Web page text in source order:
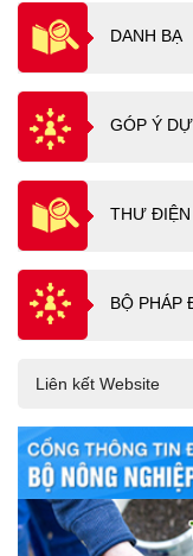
DANH BẠ
GÓP Ý
THƯ
BỘ PHÁP